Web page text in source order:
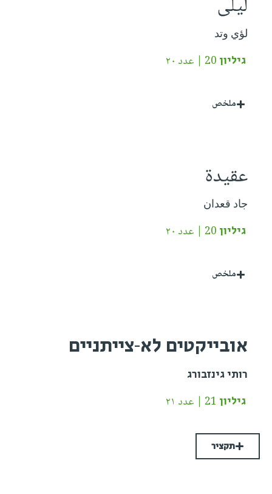
ليلى
لؤي وتد
גיליון 20 | عدد ٢٠
ملخص
عقيدة
جاد قعدان
גיליון 20 | عدد ٢٠
ملخص
אובייקטים לא-צייתניים
רותי גינזבורג
גיליון 21 | عدد ٢١
תקציר